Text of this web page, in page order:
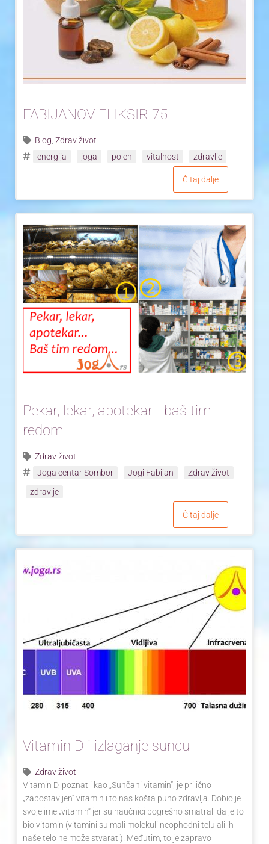
Yoga Travel
FABIJANOV ELIKSIR 75
Blog Zdrav život
energija
joga polen vitalnost zdravlje
Čitaj dalje
Pekar, lekar, apotekar - baš tim
redom
Zdrav život
Joga centar Sombor
Jogi Fabijan
Zdrav život
zdravlje
Čitaj dalje
Vitamin D i izlaganje suncu
Zdrav život
Vitamin D, poznat i kao „Sunčani vitamin“, je prilično
„zapostavljen“ vitamin i to nas košta puno zdravlja. Dobio je
svoje ime „vitamin“ jer su naučnici pogrešno smatrali da je to
bio vitamin (vitamini su mali molekuli neophodni telu ali ih
naše telo ne može stvarati). Međutim, to je zapravo